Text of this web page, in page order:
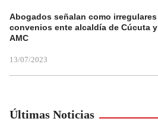
Abogados señalan como irregulares
convenios ente alcaldía de Cúcuta y
AMC
13/07/2023
Últimas Noticias